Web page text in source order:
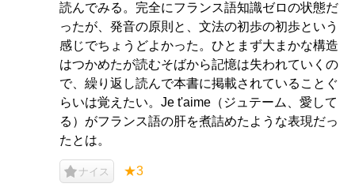
読んでみる。完全にフランス語知識ゼロの状態だ
ったが、発音の原則と、文法の初歩の初歩という
感じでちょうどよかった。ひとまず大まかな構造
はつかめたが読むそばから記憶は失われていくの
で、繰り返し読んで本書に掲載されていることぐ
らいは覚えたい。Je t'aime（ジュテーム、愛して
る）がフランス語の肝を煮詰めたような表現だっ
たとは。
ナイス ★3